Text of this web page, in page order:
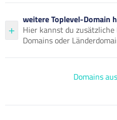
weitere Toplevel-Domain
Hier kannst du zusätzliche
Domains oder
Domains